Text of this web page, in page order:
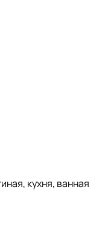
кухня, ванная